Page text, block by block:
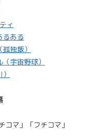
ィ
るある
独飯）
宇宙野球）
コマ」「フチコマ」